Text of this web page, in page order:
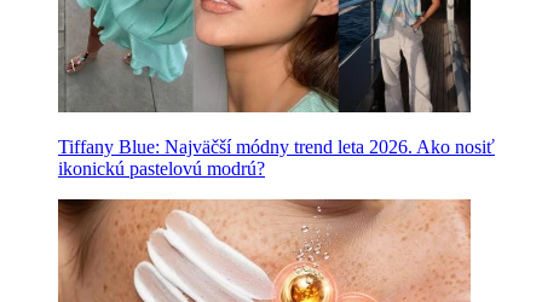
Tiffany Blue: Najväčší módny trend leta 2026. Ako nosiť
ikonickú pastelovú modrú?